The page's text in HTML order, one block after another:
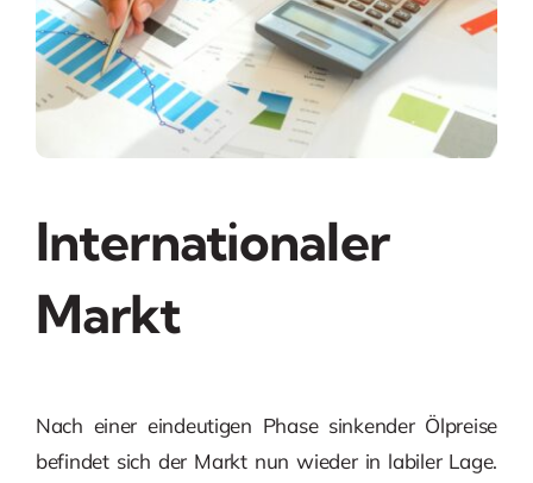
Internationaler
Markt
Nach einer eindeutigen Phase sinkender Ölpreise
befindet sich der Markt nun wieder in labiler Lage.